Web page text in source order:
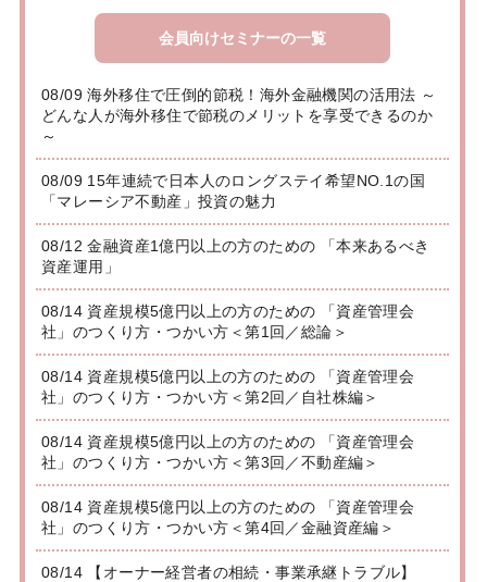
会員向けセミナーの一覧
08/09 海外移住で圧倒的節税！海外金融機関の活用法 ～
どんな人が海外移住で節税のメリットを享受できるのか
～
08/09 15年連続で日本人のロングステイ希望NO.1の国
「マレーシア不動産」投資の魅力
08/12 金融資産1億円以上の方のための 「本来あるべき
資産運用」
08/14 資産規模5億円以上の方のための 「資産管理会
社」のつくり方・つかい方＜第1回／総論＞
08/14 資産規模5億円以上の方のための 「資産管理会
社」のつくり方・つかい方＜第2回／自社株編＞
08/14 資産規模5億円以上の方のための 「資産管理会
社」のつくり方・つかい方＜第3回／不動産編＞
08/14 資産規模5億円以上の方のための 「資産管理会
社」のつくり方・つかい方＜第4回／金融資産編＞
08/14 【オーナー経営者の相続・事業承継トラブル】